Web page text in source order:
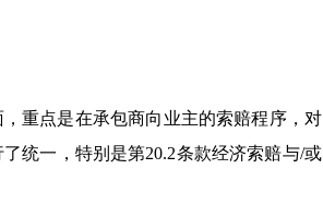
重点是在承包商向业主的索赔程序，对
统一，特别是第20.2条款经济索赔与/或